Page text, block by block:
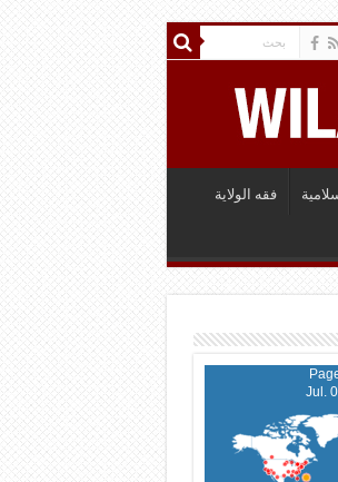
فقه الولاية
Jul.